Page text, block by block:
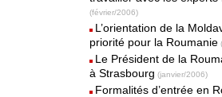
(février/2006)
L’orientation de la
priorité pour la Roumanie
Le Président de la
à Strasbourg (janvier/2006)
Formalités d’entrée en